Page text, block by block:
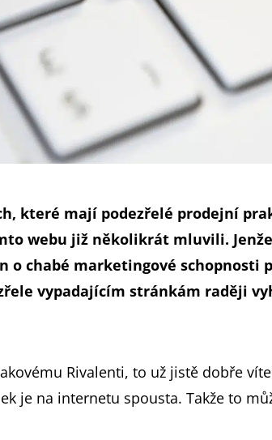
které mají podezřelé prodejní
webu již několikrát mluvili.
o chabé marketingové schopnosti
vypadajícím stránkám raději
Rivalenti, to už jistě dobře
je na internetu spousta. Takže to